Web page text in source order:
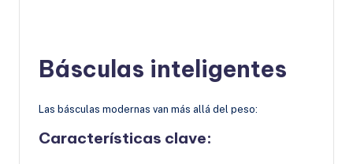
Básculas inteligentes
Las básculas modernas van más allá del peso:
Características clave: